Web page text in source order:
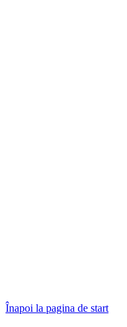
Înapoi la pagina de start